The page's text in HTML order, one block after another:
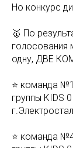
Но конкурс
🥇 По
голосования
одну, ДВЕ
⭐️ команда
группы KIDS
⭐️ команда